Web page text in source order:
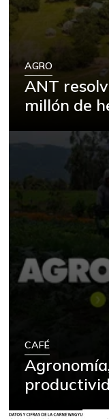
AGRO
ANT
millón de
CAFÉ